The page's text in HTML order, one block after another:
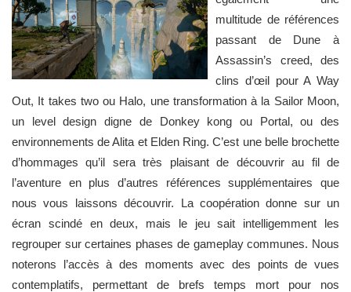
multitude de références
passant de Dune à
Assassin’s creed, des
clins d’œil pour A Way
Out, It takes two ou Halo, une transformation à la Sailor Moon,
un level design digne de Donkey kong ou Portal, ou des
environnements de Alita et Elden Ring. C’est une belle brochette
d’hommages qu’il sera très plaisant de découvrir au fil de
l’aventure en plus d’autres références supplémentaires que
nous vous laissons découvrir. La coopération donne sur un
écran scindé en deux, mais le jeu sait intelligemment les
regrouper sur certaines phases de gameplay communes. Nous
noterons l’accès à des moments avec des points de vues
contemplatifs, permettant de brefs temps mort pour nos